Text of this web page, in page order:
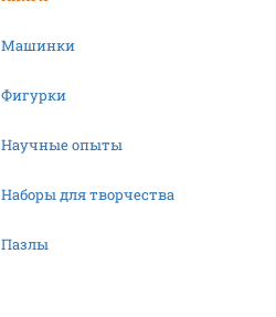
Машинки
Фигурки
Научные опыты
Наборы для творчества
Пазлы